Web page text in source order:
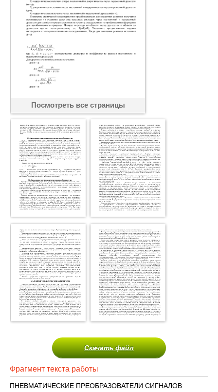
Посмотреть все страницы
Скачать файл
Фрагмент текста работы
ПНЕВМАТИЧЕСКИЕ ПРЕОБРАЗОВАТЕЛИ СИГНАЛОВ